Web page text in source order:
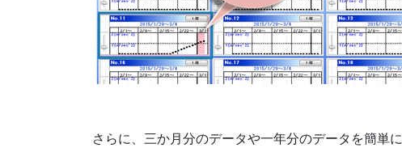
さらに、三か月分のデータや一年分のデータを簡単